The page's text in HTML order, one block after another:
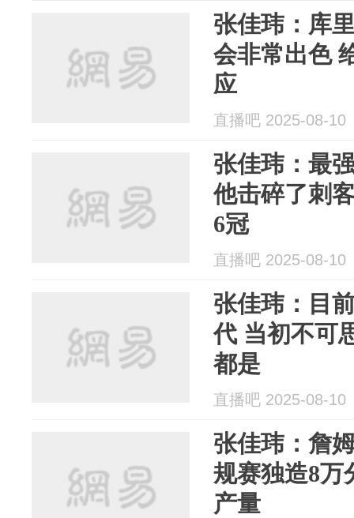
张佳玮：库
会非常出色
应
直播吧 2025-08-10
张佳玮：最
他击碎了刺
6冠
直播吧 2025-08-10
张佳玮：目
代 当初不可
都是
直播吧 2025-08-10
张佳玮：詹
规赛独造8万
产量